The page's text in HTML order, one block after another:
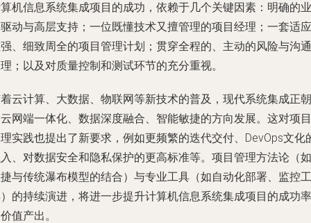
机信息系统集成项目的成功，依赖于几个关键因素：明确的业
动与高层支持；一位既懂技术又擅管理的项目经理；一套适应
、细致周全的项目管理计划；贯穿全程的、主动的风险与沟通
；以及对质量控制和测试环节的充分重视。
云计算、大数据、物联网等新技术的普及，现代系统集成正朝
网端一体化、数据深度融合、智能敏捷的方向发展。这对项目
实践也提出了新要求，例如更频繁的迭代交付、DevOps文化
、对数据安全和隐私保护的更高标准等。项目管理方法论（如
与传统瀑布模型的结合）与专业工具（如自动化部署、监控工
的持续演进，将进一步提升计算机信息系统集成项目的成功率
值产出。